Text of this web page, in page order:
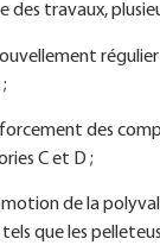
des travaux,
des
C et D ;
de la
que les